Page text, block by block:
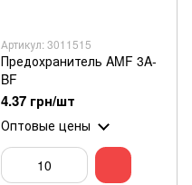
Артикул: 3011515
Предохранитель AMF 3A-
BF
4.37 грн/шт
Оптовые цены